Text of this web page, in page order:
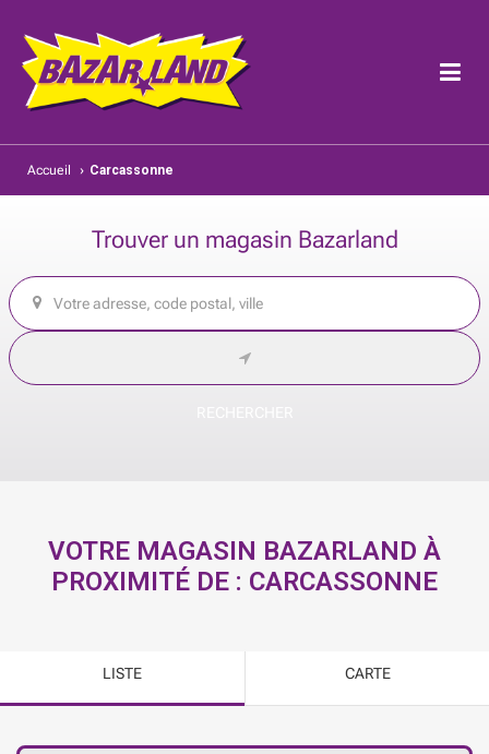
Accueil › Carcassonne
Trouver un magasin Bazarland
VOTRE MAGASIN BAZARLAND À
PROXIMITÉ DE : CARCASSONNE
LISTE CARTE